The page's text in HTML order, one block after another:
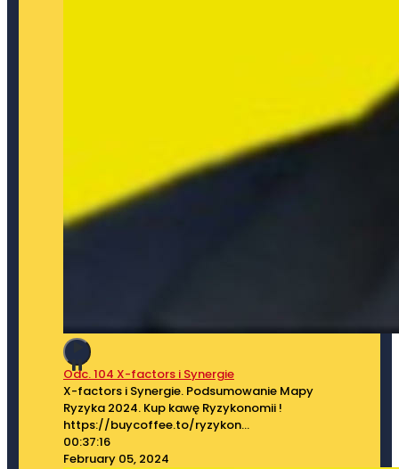
Odc. 104 X-factors i Synergie
X-factors i Synergie. Podsumowanie Mapy
Ryzyka 2024. Kup kawę Ryzykonomii !
⁠⁠https://buycoffee.to/ryzykon...
00:37:16
February 05, 2024